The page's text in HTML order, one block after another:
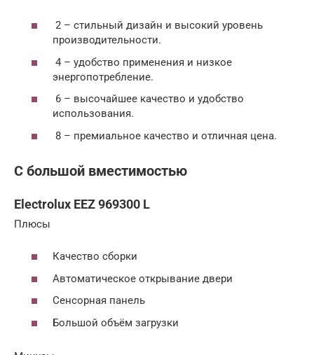
2 – стильный дизайн и высокий уровень
производительности.
4 – удобство применения и низкое
энергопотребление.
6 – высочайшее качество и удобство
использования.
8 – премиальное качество и отличная цена.
С большой вместимостью
Electrolux EEZ 969300 L
Плюсы
Качество сборки
Автоматическое открывание двери
Сенсорная панель
Большой объём загрузки